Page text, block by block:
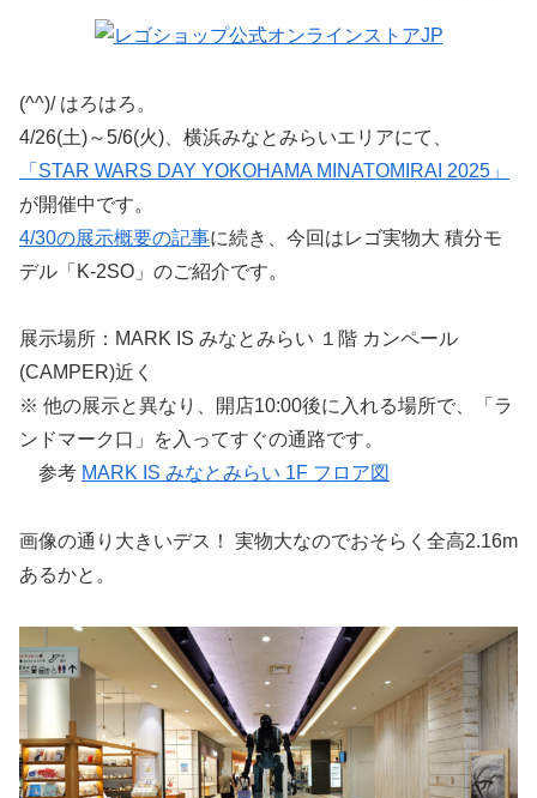
(^^)/ はろはろ。
4/26(土)～5/6(火)、横浜みなとみらいエリアにて、
「STAR WARS DAY YOKOHAMA MINATOMIRAI 2025」
が開催中です。
4/30の展示概要の記事に続き、今回はレゴ実物大 積分モ
デル「K-2SO」のご紹介です。
展示場所：MARK IS みなとみらい １階 カンペール
(CAMPER)近く
※ 他の展示と異なり、開店10:00後に入れる場所で、「ラ
ンドマーク口」を入ってすぐの通路です。
参考 MARK IS みなとみらい 1F フロア図
画像の通り大きいデス！ 実物大なのでおそらく全高2.16m
あるかと。